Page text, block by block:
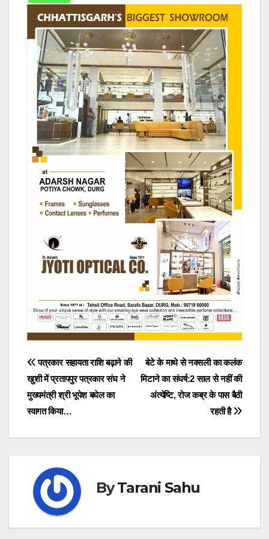
Post
navigation
बेटे के माथे से नक्सली का कलंक
मिटाने का संघर्ष:2 साल से नहीं की
अंत्येष्टि, रोज कब्र के पास बैठी
रहती है
पत्रकार सहायता राशि बढ़ाने की
खुशी में प्रतापपुर पत्रकार संघ ने
मुख्यमंत्री श्री भूपेश बघेल का
स्वागत किया…
ByTarani Sahu